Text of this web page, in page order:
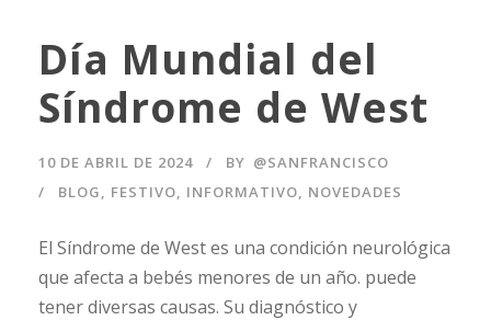
Día Mundial del
Síndrome de West
10 DE ABRIL DE 2024 BY @SANFRANCISCO
BLOG, FESTIVO, INFORMATIVO, NOVEDADES
El Síndrome de West es una condición neurológica
que afecta a bebés menores de un año. puede
tener diversas causas. Su diagnóstico y